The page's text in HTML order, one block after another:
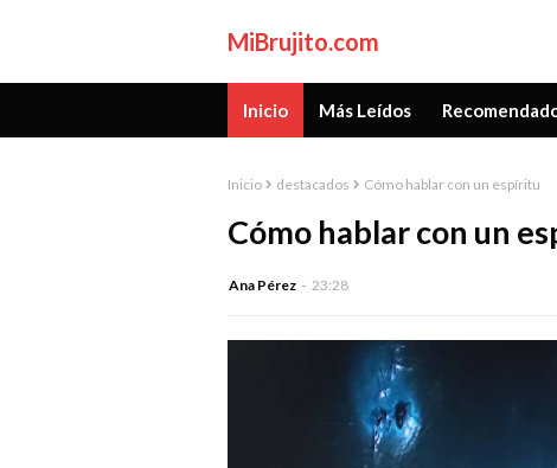
MiBrujito.com
Inicio Más Leídos
Inicio destacados Cómo hablar con un espíritu
Cómo hablar con un
Ana Pérez 23:28